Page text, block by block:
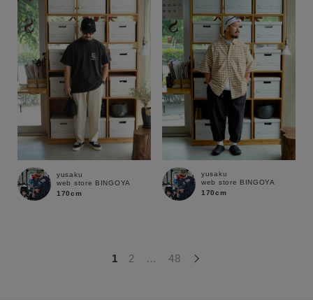
この条件で絞り込む
yusaku
web store BINGOYA
170cm
yusaku
web store BINGOYA
170cm
1 2 … 48